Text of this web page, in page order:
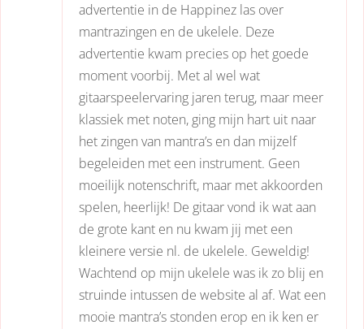
advertentie in de Happinez las over
mantrazingen en de ukelele. Deze
advertentie kwam precies op het goede
moment voorbij. Met al wel wat
gitaarspeelervaring jaren terug, maar meer
klassiek met noten, ging mijn hart uit naar
het zingen van mantra’s en dan mijzelf
begeleiden met een instrument. Geen
moeilijk notenschrift, maar met akkoorden
spelen, heerlijk! De gitaar vond ik wat aan
de grote kant en nu kwam jij met een
kleinere versie nl. de ukelele. Geweldig!
Wachtend op mijn ukelele was ik zo blij en
struinde intussen de website al af. Wat een
mooie mantra’s stonden erop en ik ken er